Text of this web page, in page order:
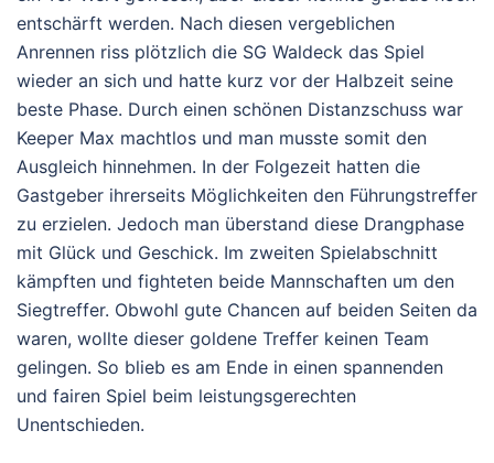
entschärft werden. Nach diesen vergeblichen
Anrennen riss plötzlich die SG Waldeck das Spiel
wieder an sich und hatte kurz vor der Halbzeit seine
beste Phase. Durch einen schönen Distanzschuss war
Keeper Max machtlos und man musste somit den
Ausgleich hinnehmen. In der Folgezeit hatten die
Gastgeber ihrerseits Möglichkeiten den Führungstreffer
zu erzielen. Jedoch man überstand diese Drangphase
mit Glück und Geschick. Im zweiten Spielabschnitt
kämpften und fighteten beide Mannschaften um den
Siegtreffer. Obwohl gute Chancen auf beiden Seiten da
waren, wollte dieser goldene Treffer keinen Team
gelingen. So blieb es am Ende in einen spannenden
und fairen Spiel beim leistungsgerechten
Unentschieden.